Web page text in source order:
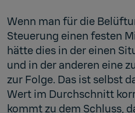
Wenn man für die
Steuerung einen festen
hätte dies in der einen
und in der anderen eine
zur Folge. Das ist selbst
Wert im Durchschnitt
kommt zu dem Schluss,